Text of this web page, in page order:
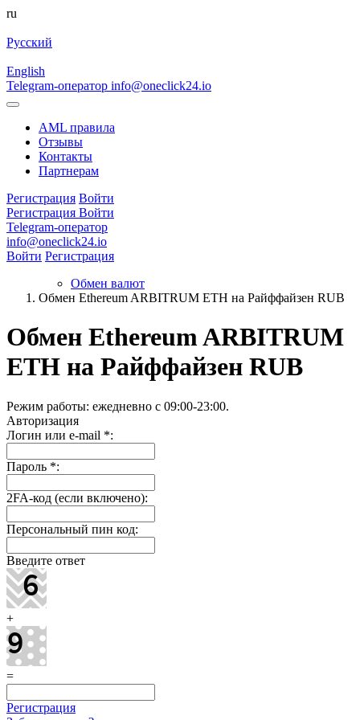
ru
Русский
English
Telegram-оператор info@oneclick24.io
AML правила
Отзывы
Контакты
Партнерам
Регистрация Войти
Регистрация Войти
Telegram-оператор
info@oneclick24.io
Войти Регистрация
Обмен валют
Обмен Ethereum ARBITRUM ETH на Райффайзен RUB
Обмен Ethereum ARBITRUM
ETH на Райффайзен RUB
Режим работы: ежедневно c 09:00-23:00.
Авторизация
Логин или e-mail *:
Пароль *:
2FA-код (если включено):
Персональный пин код:
Введите ответ
+
=
Регистрация